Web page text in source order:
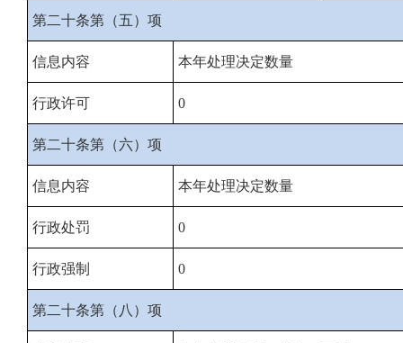
第二十条第（五）项
信息内容 本年处理决定数量
行政许可 0
第二十条第（六）项
信息内容 本年处理决定数量
行政处罚 0
行政强制 0
第二十条第（八）项